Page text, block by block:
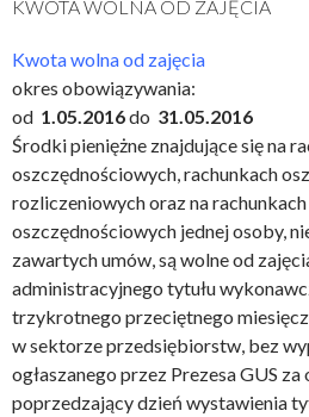
KWOTA WOLNA OD ZAJĘCIA
Kwota wolna od zajęcia
okres obowiązywania:
od 1.05.2016do 31.05.2016
Środki pieniężne znajdujące się na
oszczędnościowych, rachunkach
rozliczeniowych oraz na
oszczędnościowych jednej osoby,
zawartych umów, są wolne od
administracyjnego tytułu
trzykrotnego przeciętnego
w sektorze przedsiębiorstw, bez
ogłaszanego przez Prezesa GUS
poprzedzający dzień wystawienia